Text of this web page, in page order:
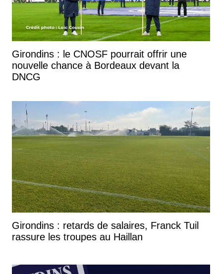
Girondins : le CNOSF pourrait offrir une
nouvelle chance à Bordeaux devant la
DNCG
Girondins : retards de salaires, Franck Tuil
rassure les troupes au Haillan